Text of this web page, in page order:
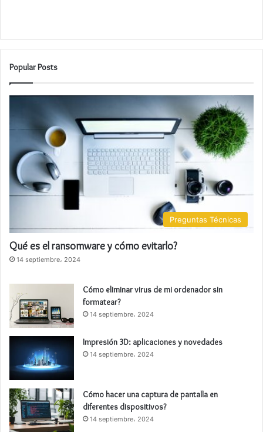
Popular Posts
Preguntas Técnicas
Qué es el ransomware y cómo evitarlo?
14 septiembre، 2024
Cómo eliminar virus de mi ordenador sin
formatear?
14 septiembre، 2024
Impresión 3D: aplicaciones y novedades
14 septiembre، 2024
Cómo hacer una captura de pantalla en
diferentes dispositivos?
14 septiembre، 2024